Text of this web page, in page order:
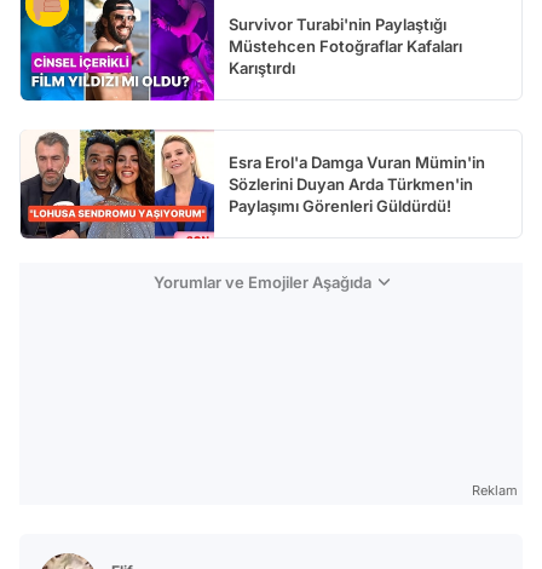
Survivor Turabi'nin Paylaştığı
Müstehcen Fotoğraflar Kafaları
Karıştırdı
Esra Erol'a Damga Vuran Mümin'in
Sözlerini Duyan Arda Türkmen'in
Paylaşımı Görenleri Güldürdü!
Yorumlar ve Emojiler Aşağıda
Reklam